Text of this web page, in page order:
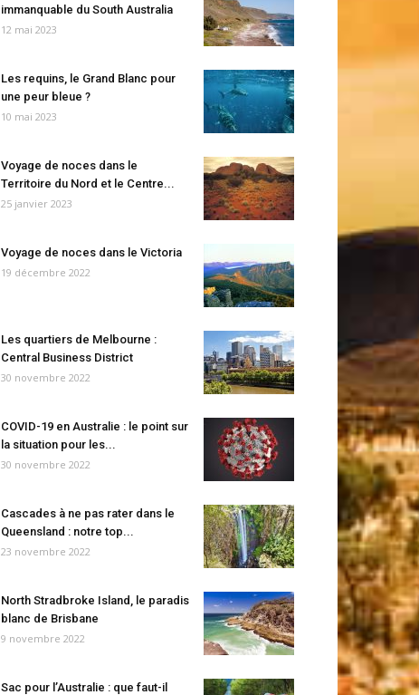
immanquable du South Australia
12 mai 2023
Les requins, le Grand Blanc pour
une peur bleue ?
10 mai 2023
Voyage de noces dans le
Territoire du Nord et le Centre...
25 janvier 2023
Voyage de noces dans le Victoria
19 décembre 2022
Les quartiers de Melbourne :
Central Business District
30 novembre 2022
COVID-19 en Australie : le point sur
la situation pour les...
30 novembre 2022
Cascades à ne pas rater dans le
Queensland : notre top...
23 novembre 2022
North Stradbroke Island, le paradis
blanc de Brisbane
9 novembre 2022
Sac pour l’Australie : que faut-il